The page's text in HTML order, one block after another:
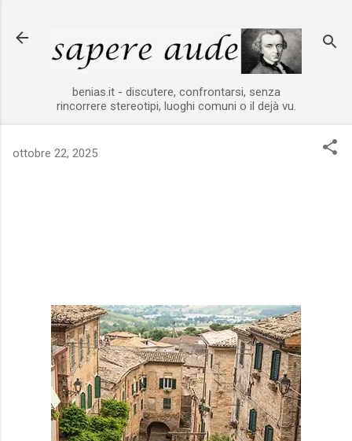
benias.it - discutere, confrontarsi, senza
rincorrere stereotipi, luoghi comuni o il dejà vu.
ottobre 22, 2025